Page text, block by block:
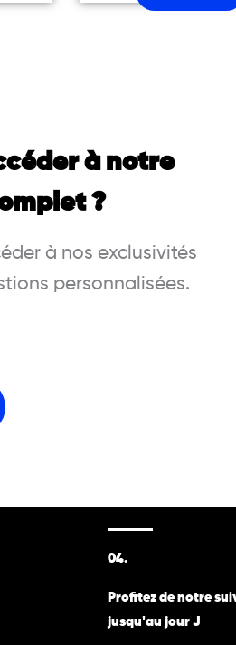
à notre
?
à nos exclusivités
personnalisées.
04.
Profitez de notre
jusqu'au jour J